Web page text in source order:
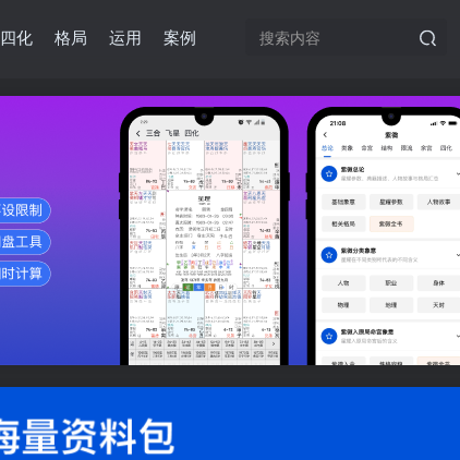
四化 格局 运用 案例